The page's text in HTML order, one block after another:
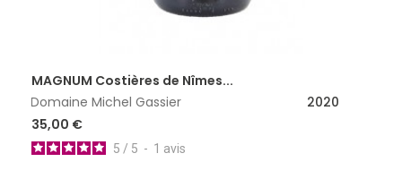
MAGNUM Costières de Nîmes...
Domaine Michel Gassier
2020
35,00 €
5 / 5 - 1 avis